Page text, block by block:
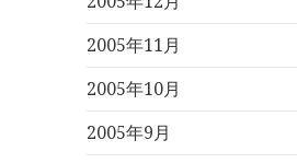
2005年11月
2005年10月
2005年9月